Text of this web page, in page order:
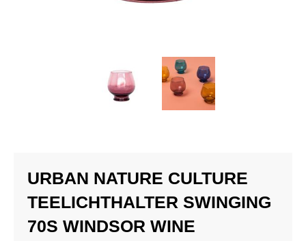
URBAN NATURE CULTURE
TEELICHTHALTER SWINGING
70S WINDSOR WINE